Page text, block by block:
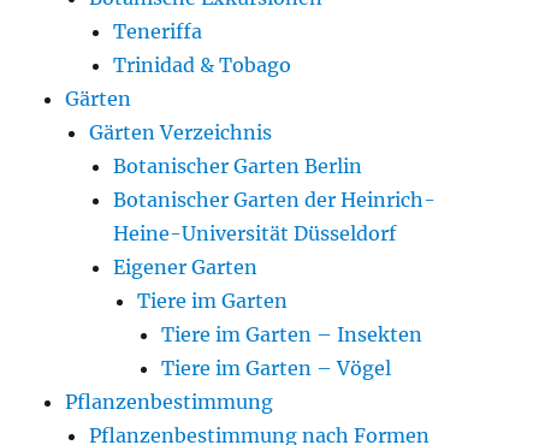
Teneriffa
Trinidad & Tobago
Gärten
Gärten Verzeichnis
Botanischer Garten Berlin
Botanischer Garten der Heinrich-
Heine-Universität Düsseldorf
Eigener Garten
Tiere im Garten
Tiere im Garten – Insekten
Tiere im Garten – Vögel
Pflanzenbestimmung
Pflanzenbestimmung nach Formen